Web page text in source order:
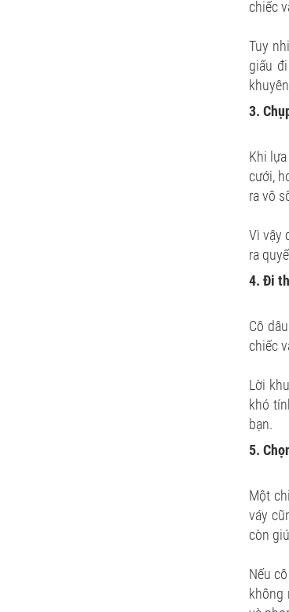
chiếc
Tuy
giấu
3.
Khi
cưới,
ra vô
Vì vậy
ra
4. Đi
Cô
chiếc
Lời
khó
bạn.
5.
Một
váy
còn
Nếu
không